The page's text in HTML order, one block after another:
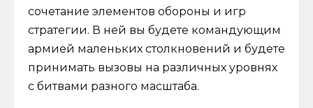
сочетание элементов обороны и игр
стратегии. В ней вы будете командующим
армией маленьких столкновений и будете
принимать вызовы на различных уровнях
с битвами разного масштаба.